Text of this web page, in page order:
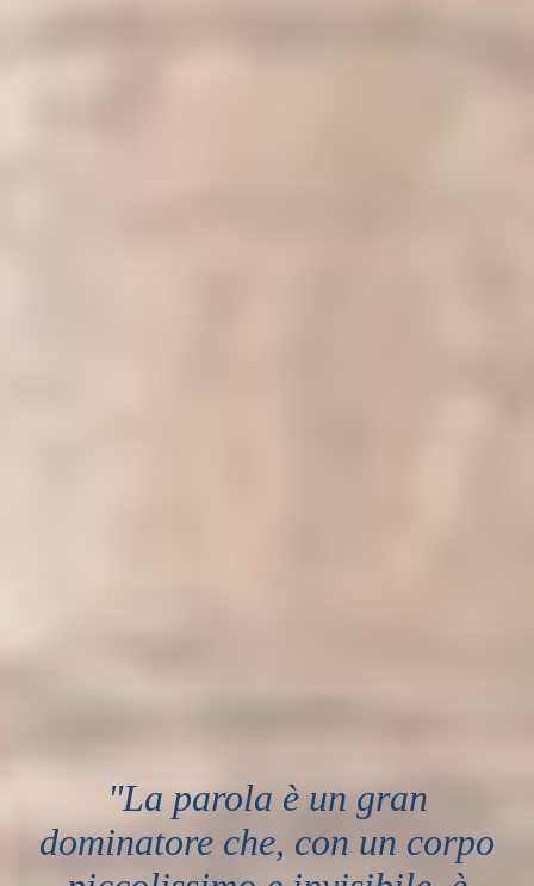
"La parola è un gran
dominatore che, con un corpo